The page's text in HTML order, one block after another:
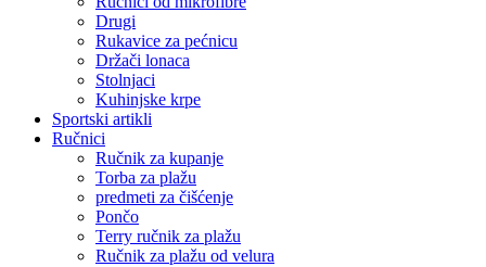
Drugi
Rukavice za pećnicu
Držači lonaca
Stolnjaci
Kuhinjske krpe
Sportski artikli
Ručnici
Ručnik za kupanje
Torba za plažu
predmeti za čišćenje
Pončo
Terry ručnik za plažu
Ručnik za plažu od velura